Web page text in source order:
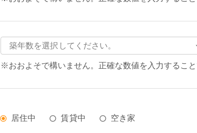
築年数を選択してください。
※おおよそで構いません。正確な数値を入力するこ
居住中 賃貸中 空き家